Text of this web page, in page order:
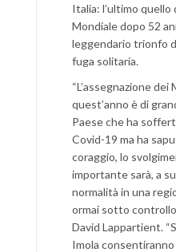
Italia: l’ultimo quello
Mondiale dopo 52
leggendario trionfo
fuga solitaria.
“L’assegnazione
quest’anno è di
Paese che ha
Covid-19 ma ha
coraggio, lo
importante sarà, a
normalità in una
ormai sotto
David Lappartient.
Imola